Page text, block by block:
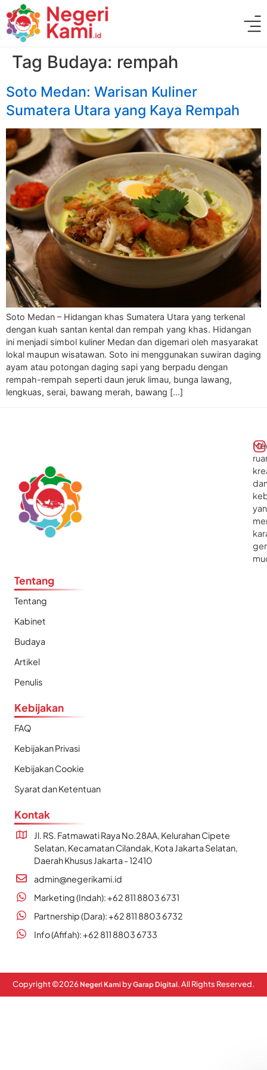
Tag Budaya: rempah
Soto Medan: Warisan Kuliner
Sumatera Utara yang Kaya Rempah
Soto Medan – Hidangan khas Sumatera Utara yang terkenal
dengan kuah santan kental dan rempah yang khas. Hidangan
ini menjadi simbol kuliner Medan dan digemari oleh masyarakat
lokal maupun wisatawan. Soto ini menggunakan suwiran daging
ayam atau potongan daging sapi yang berpadu dengan
rempah-rempah seperti daun jeruk limau, bunga lawang,
lengkuas, serai, bawang merah, bawang […]
Tentang
Tentang
Kabinet
Budaya
Artikel
Penulis
Kebijakan
FAQ
Kebijakan Privasi
Kebijakan Cookie
Syarat dan Ketentuan
Kontak
Jl. RS. Fatmawati Raya No.28AA, Kelurahan Cipete
Selatan, Kecamatan Cilandak, Kota Jakarta Selatan,
Daerah Khusus Jakarta - 12410
admin@negerikami.id
Marketing (Indah): +62 811 8803 6731
Partnership (Dara): +62 811 8803 6732
Info (Afifah): +62 811 8803 6733
Copyright ©2026 Negeri Kami byGarap Digital. All Rights Reserved.